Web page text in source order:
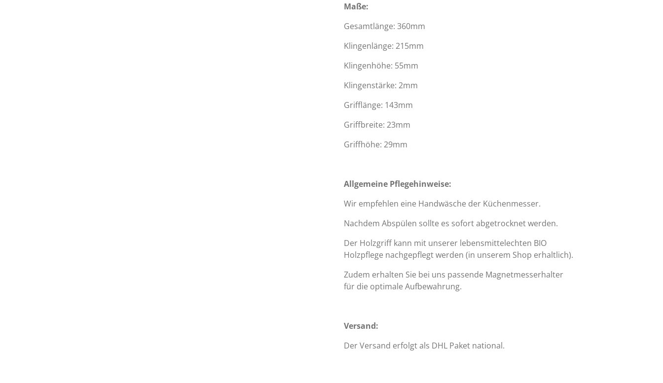
Maße:
Gesamtlänge: 360mm
Klingenlänge: 215mm
Klingenhöhe: 55mm
Klingenstärke: 2mm
Grifflänge: 143mm
Griffbreite: 23mm
Griffhöhe: 29mm
Allgemeine Pflegehinweise:
Wir empfehlen eine Handwäsche der Küchenmesser.
Nachdem Abspülen sollte es sofort abgetrocknet werden.
Der Holzgriff kann mit unserer lebensmittelechten BIO
Holzpflege nachgepflegt werden (in unserem Shop erhaltlich).
Zudem erhalten Sie bei uns passende Magnetmesserhalter
für die optimale Aufbewahrung.
Versand:
Der Versand erfolgt als DHL Paket national.